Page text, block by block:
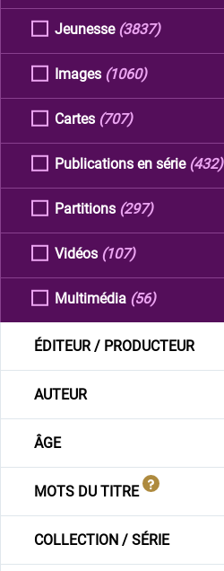
Jeunesse (3837)
Images (1060)
Cartes (707)
Publications en série (432)
Partitions (297)
Vidéos (107)
Multimédia (56)
ÉDITEUR / PRODUCTEUR
AUTEUR
ÂGE
MOTS DU TITRE
COLLECTION / SÉRIE